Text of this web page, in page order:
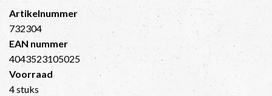
Artikelnummer
732304
EAN nummer
4043523105025
Voorraad
4 stuks